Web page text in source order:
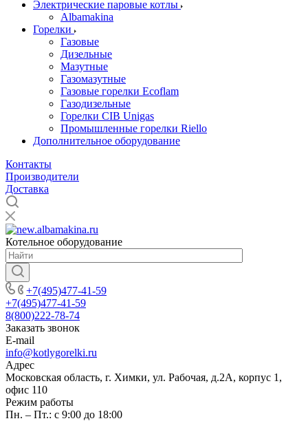
Электрические паровые котлы
Albamakina
Горелки
Газовые
Дизельные
Мазутные
Газомазутные
Газовые горелки Ecoflam
Газодизельные
Горелки CIB Unigas
Промышленные горелки Riello
Дополнительное оборудование
Контакты
Производители
Доставка
Котельное оборудование
+7(495)477-41-59
+7(495)477-41-59
8(800)222-78-74
Заказать звонок
E-mail
info@kotlygorelki.ru
Адрес
Московская область, г. Химки, ул. Рабочая, д.2А, корпус 1,
офис 110
Режим работы
Пн. – Пт.: с 9:00 до 18:00